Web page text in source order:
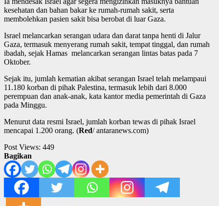
kesehatan dan bahan bakar ke rumah-rumah sakit, serta
membolehkan pasien sakit bisa berobat di luar Gaza.
Israel melancarkan serangan udara dan darat tanpa henti di Jalur
Gaza, termasuk menyerang rumah sakit, tempat tinggal, dan rumah
ibadah, sejak Hamas melancarkan serangan lintas batas pada 7
Oktober.
Sejak itu, jumlah kematian akibat serangan Israel telah melampaui
11.180 korban di pihak Palestina, termasuk lebih dari 8.000
perempuan dan anak-anak, kata kantor media pemerintah di Gaza
pada Minggu.
Menurut data resmi Israel, jumlah korban tewas di pihak Israel
mencapai 1.200 orang. (Red/ antaranews.com)
Post Views: 449
Bagikan